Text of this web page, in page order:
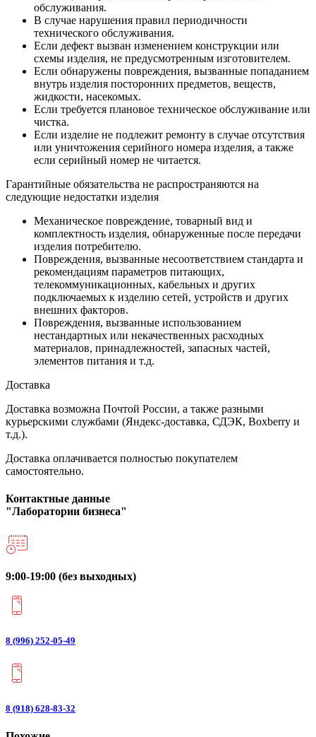
обслуживания.
В случае нарушения правил периодичности
технического обслуживания.
Если дефект вызван изменением конструкции или
схемы изделия, не предусмотренным изготовителем.
Если обнаружены повреждения, вызванные попаданием
внутрь изделия посторонних предметов, веществ,
жидкости, насекомых.
Если требуется плановое техническое обслуживание или
чистка.
Если изделие не подлежит ремонту в случае отсутствия
или уничтожения серийного номера изделия, а также
если серийный номер не читается.
Гарантийные обязательства не распространяются на
следующие недостатки изделия
Механическое повреждение, товарный вид и
комплектность изделия, обнаруженные после передачи
изделия потребителю.
Повреждения, вызванные несоответствием стандарта и
рекомендациям параметров питающих,
телекоммуникационных, кабельных и других
подключаемых к изделию сетей, устройств и других
внешних факторов.
Повреждения, вызванные использованием
нестандартных или некачественных расходных
материалов, принадлежностей, запасных частей,
элементов питания и т.д.
Доставка
Доставка возможна Почтой России, а также разными
курьерскими службами (Яндекс-доставка, СДЭК, Boxberry и
т.д.).
Доставка оплачивается полностью покупателем
самостоятельно.
Контактные данные
"Лаборатории бизнеса"
9:00-19:00 (без выходных)
8 (996) 252-05-49
8 (918) 628-83-32